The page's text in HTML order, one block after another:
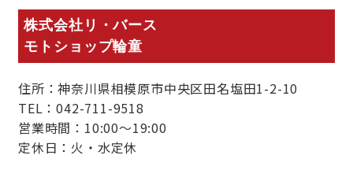
株式会社リ・バース
モトショップ輪童
住所：神奈川県相模原市中央区田名塩田1-2-10
TEL：042-711-9518
営業時間：10:00～19:00
定休日：火・水定休